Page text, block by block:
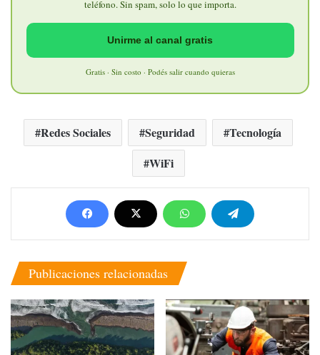
teléfono. Sin spam, solo lo que importa.
Unirme al canal gratis
Gratis · Sin costo · Podés salir cuando quieras
Redes Sociales Seguridad
Tecnología
WiFi
Publicaciones relacionadas